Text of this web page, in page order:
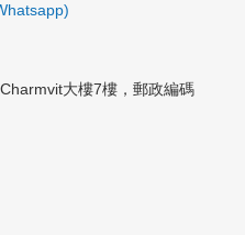
大樓7樓，郵政編碼